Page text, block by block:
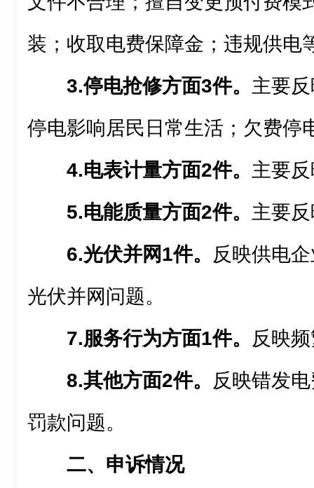
装；收取电费保障金；违规供电
3.停电抢修方面3件。 主要
停电影响居民日常生活；欠费停
4.电表计量方面2件。 主要
5.电能质量方面2件。 主要
6.光伏并网1件。
反映供电
光伏并网问题。
7.服务行为方面1件。
反映
8.其他方面2件。
反映错发
罚款问题。
二、申诉情况